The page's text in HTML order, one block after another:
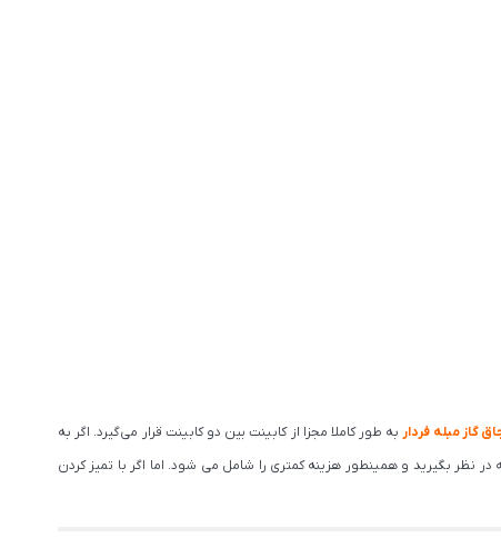
گاز مبله فردار به طور کاملا مجزا از کابینت بین دو کابینت قرار می‌گیرد. اگر به
نظر بگیرید و همینطور هزینه کمتری را شامل می شود. اما اگر با تمیز کردن